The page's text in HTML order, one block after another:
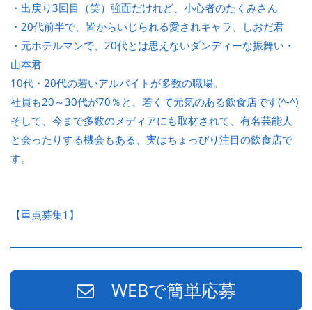
・出戻り3回目（笑）強面だけれど、小心者のたくみさん
・20代前半で、皆からいじられる愛されキャラ、しおだ君
・元ホテルマンで、20代とは思えないダンディーな振舞い・
山本君
10代・20代の若いアルバイトが多数の職場。
社員も20～30代が70％と、若くて元気のある飲食店です(^-^)
そして、今まで多数のメディアにも取材されて、有名芸能人
と会ったりする機会もある、実はちょっぴり注目の飲食店で
す。
【重点募集1】
WEBで簡単応募